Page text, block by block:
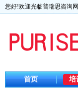
您好!欢迎光临普瑞思咨询
首页 培